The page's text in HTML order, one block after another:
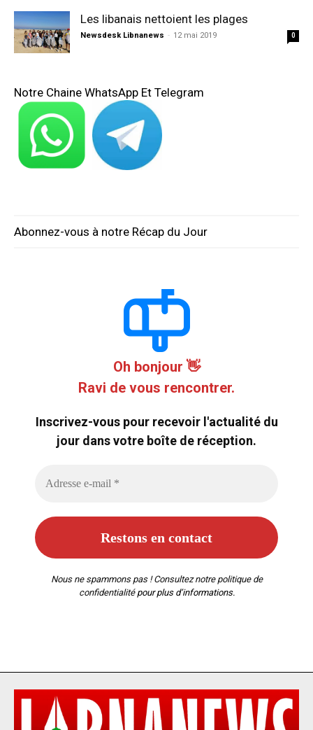
Les libanais nettoient les plages
Newsdesk Libnanews - 12 mai 2019 0
Notre Chaine WhatsApp Et Telegram
Abonnez-vous à notre Récap du Jour
Oh bonjour 👋
Ravi de vous rencontrer.
Inscrivez-vous pour recevoir l'actualité du
jour dans votre boîte de réception.
Nous ne spammons pas ! Consultez notre politique de
confidentialitépour plus d’informations.